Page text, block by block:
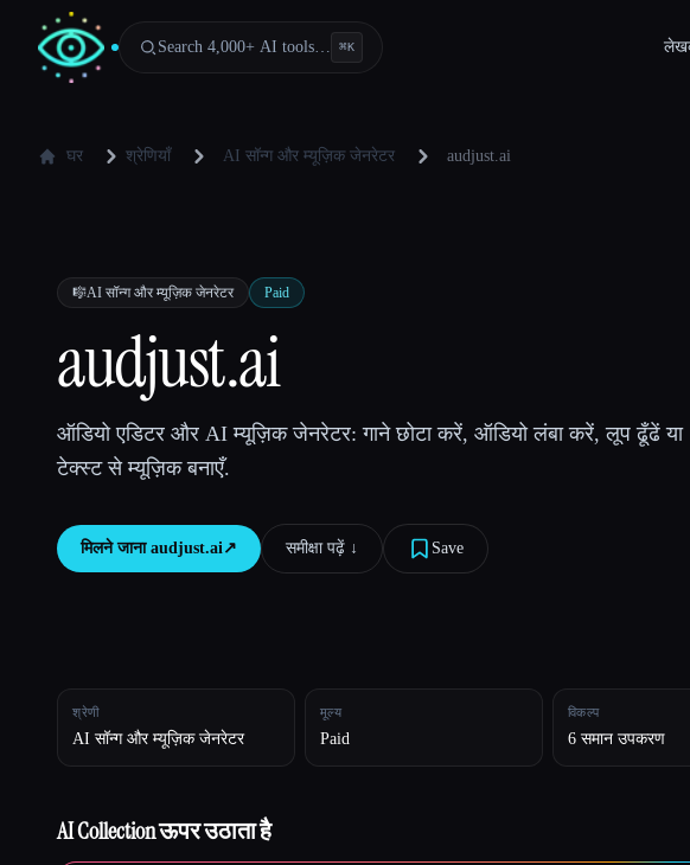
Search 4,000+ AI tools… ⌘K
घर श्रेणियाँ AI सॉन्ग और म्यूज़िक जेनरेटर audjust.ai
🎼AI सॉन्ग और म्यूज़िक जेनरेटर Paid
audjust.ai
ऑडियो एडिटर और AI म्यूज़िक जेनरेटर: गाने छोटा करें, ऑडियो लंबा करें, लूप ढूँढें या
टेक्स्ट से म्यूज़िक बनाएँ.
मिलने जाना audjust.ai ↗︎ समीक्षा पढ़ें ↓︎ Save
श्रेणी
AI सॉन्ग और म्यूज़िक जेनरेटर
मूल्य
Paid
विकल्प
6 समान उपकरण
AI Collection ऊपर उठाता है